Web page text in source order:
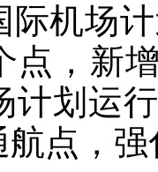
际机场
点，新
计划运
点，